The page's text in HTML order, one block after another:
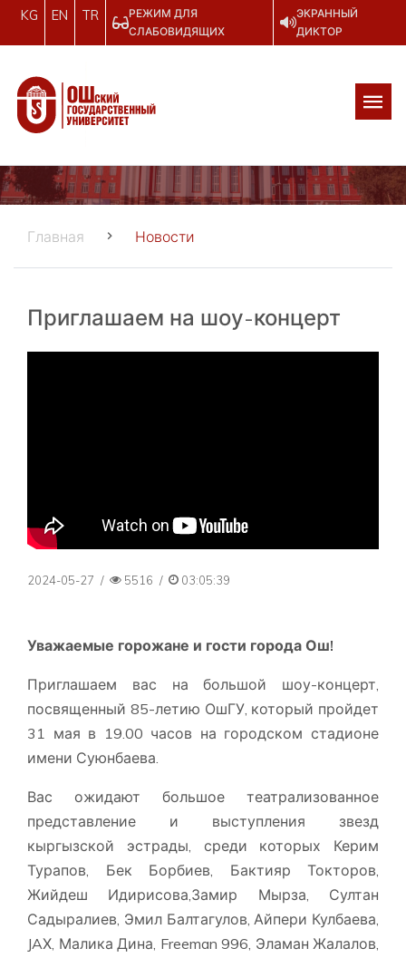
KG EN TR
РЕЖИМ ДЛЯ
СЛАБОВИДЯЩИХ
ЭКРАННЫЙ
ДИКТОР
Главная Новости
Приглашаем на шоу-концерт
2024-05-27 / 5516 / 03:05:39
Уважаемые горожане и гости города Ош!
Приглашаем вас на большой шоу-концерт,
посвященный 85-летию ОшГУ, который пройдет
31 мая в 19.00 часов на городском стадионе
имени Суюнбаева.
Вас ожидают большое театрализованное
представление и выступления звезд
кыргызской эстрады, среди которых Керим
Турапов, Бек Борбиев, Бактияр Токторов,
Жийдеш Идирисова,Замир Мырза, Султан
Садыралиев, Эмил Балтагулов, Айпери Кулбаева,
JAХ, Малика Дина, Freeman 996, Эламан Жалалов,